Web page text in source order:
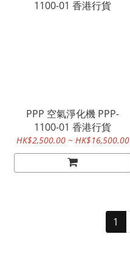
PPP 空氣淨化機 PPP-
1100-01 香港行貨
HK$2,500.00 ~ HK$16,500.00
1